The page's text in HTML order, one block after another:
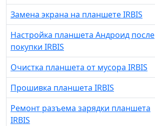
Замена экрана на планшете IRBIS
Настройка планшета Андроид после
покупки IRBIS
Очистка планшета от мусора IRBIS
Прошивка планшета IRBIS
Ремонт разъема зарядки планшета
IRBIS